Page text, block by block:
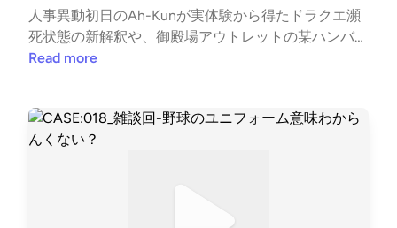
人事異動初日のAh-Kunが実体験から得たドラクエ瀕
死状態の新解釈や、御殿場アウトレットの某ハンバー
グ屋のありえない待ち時間の長さについて語ったあ
た。
Read more